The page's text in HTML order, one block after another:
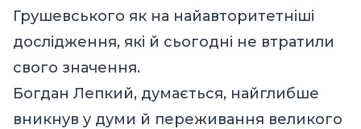
Грушевського як на найавторитетніші
дослідження, які й сьогодні не втратили
свого значення.
Богдан Лепкий, думається, найглибше
вникнув у думи й переживання великого